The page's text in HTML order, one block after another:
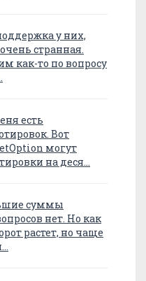
у них,
странная.
как-то по вопросу
есть
Вот
могут
на деся…
суммы
нет. Но как
растет, но чаще